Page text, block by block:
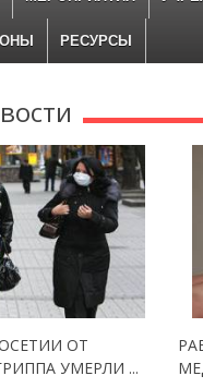
РЕСУРСЫ
ОТ
УМЕРЛИ ...